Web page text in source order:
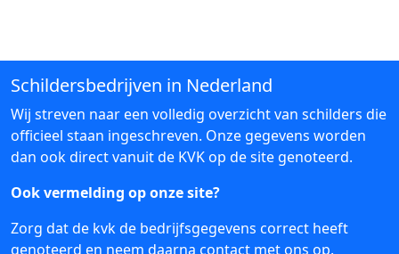
Schildersbedrijven in Nederland
Wij streven naar een volledig overzicht van schilders die
officieel staan ingeschreven. Onze gegevens worden
dan ook direct vanuit de KVK op de site genoteerd.
Ook vermelding op onze site?
Zorg dat de kvk de bedrijfsgegevens correct heeft
genoteerd en neem daarna contact met ons op.